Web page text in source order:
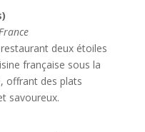
deux étoiles
française sous la
offrant des plats
savoureux.